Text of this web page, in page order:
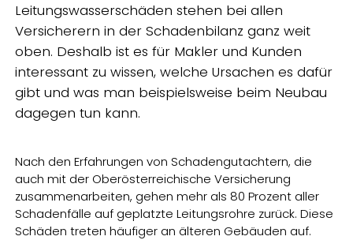
Leitungswasserschäden stehen bei allen
Versicherern in der Schadenbilanz ganz weit
oben. Deshalb ist es für Makler und Kunden
interessant zu wissen, welche Ursachen es dafür
gibt und was man beispielsweise beim Neubau
dagegen tun kann.
Nach den Erfahrungen von Schadengutachtern, die
auch mit der Oberösterreichische Versicherung
zusammenarbeiten, gehen mehr als 80 Prozent aller
Schadenfälle auf geplatzte Leitungsrohre zurück. Diese
Schäden treten häufiger an älteren Gebäuden auf.